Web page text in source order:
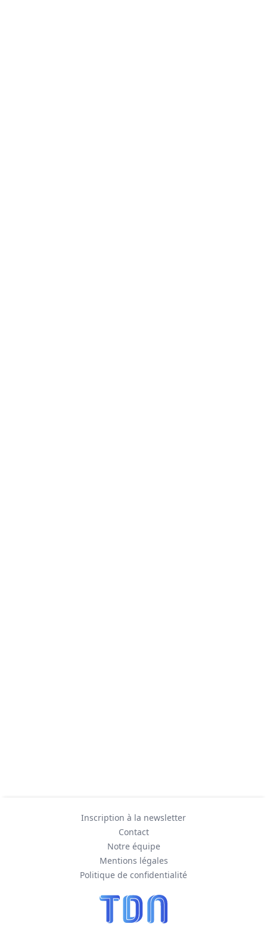
Inscription à la newsletter
Contact
Notre équipe
Mentions légales
Politique de confidentialité